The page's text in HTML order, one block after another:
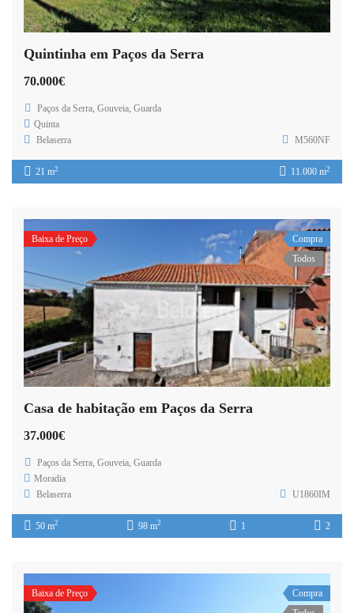
Quintinha em Paços da Serra
70.000€
Paços da Serra, Gouveia, Guarda
Quinta
Belaserra
M560NF
21 m2 11.000 m2
Baixa de Preço
Compra
Todos
Casa de habitação em Paços da Serra
37.000€
Paços da Serra, Gouveia, Guarda
Moradia
Belaserra
U1860IM
50 m2 98 m2 1 2
Baixa de Preço
Compra